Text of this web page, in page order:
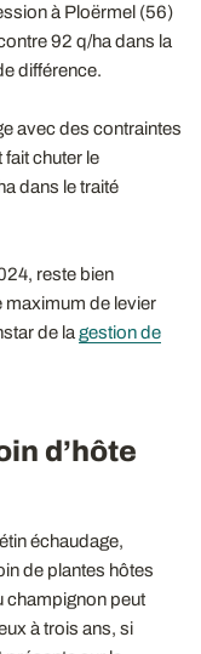
à Ploërmel (56)
92 q/ha dans la
différence.
avec des contraintes
chuter le
dans le traité
reste bien
maximum de levier
de la gestion de
d’hôte
échaudage,
de plantes hôtes
champignon peut
à trois ans, si